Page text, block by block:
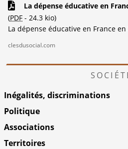
La dépense éducative en
(PDF - 24.3 kio)
La dépense éducative en France en
clesdusocial.com
Inégalités, discriminations
Politique
Associations
Territoires